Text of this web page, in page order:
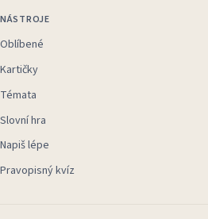
NÁSTROJE
Oblíbené
Kartičky
Témata
Slovní hra
Napiš lépe
Pravopisný kvíz